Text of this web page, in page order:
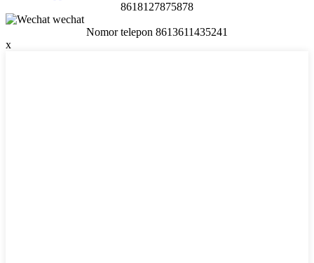
8618127875878
Nomor telepon 8613611435241
x